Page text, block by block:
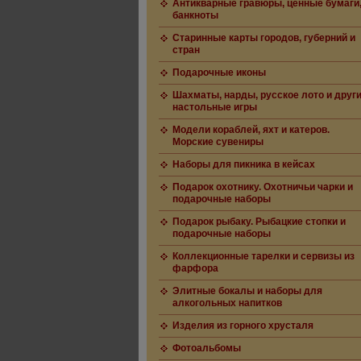
Антикварные гравюры, ценные бумаги,
банкноты
Старинные карты городов, губерний и
стран
Подарочные иконы
Шахматы, нарды, русское лото и
настольные игры
Модели кораблей, яхт и катеров.
Морские сувениры
Наборы для пикника в кейсах
Подарок охотнику. Охотничьи чарки и
подарочные наборы
Подарок рыбаку. Рыбацкие стопки и
подарочные наборы
Коллекционные тарелки и сервизы из
фарфора
Элитные бокалы и наборы для
алкогольных напитков
Изделия из горного хрусталя
Фотоальбомы